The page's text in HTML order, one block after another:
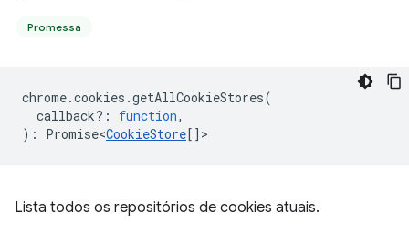
Promessa
chrome.cookies .getAllCookieStores(
callback? : function,
) : Promise<CookieStore[] >
Lista todos os repositórios de cookies atuais.